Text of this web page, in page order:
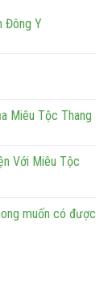
Đông Y
Miêu Tộc Thang
Với Miêu Tộc
muốn có được